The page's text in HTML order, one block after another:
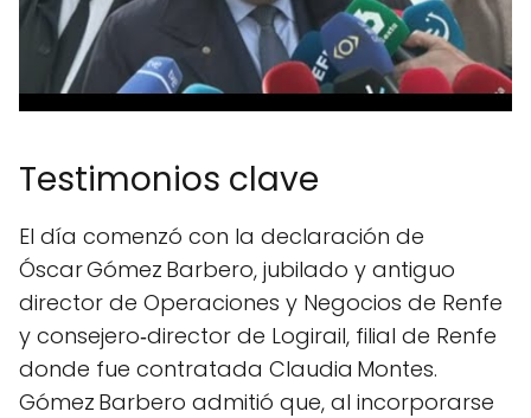
Testimonios clave
El día comenzó con la declaración de
Óscar Gómez Barbero, jubilado y antiguo
director de Operaciones y Negocios de Renfe
y consejero‑director de Logirail, filial de Renfe
donde fue contratada Claudia Montes.
Gómez Barbero admitió que, al incorporarse